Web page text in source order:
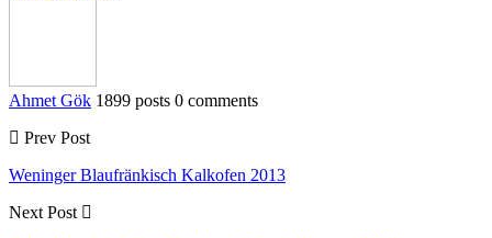
Ahmet Gök 1899 posts 0 comments
Prev Post
Weninger Blaufränkisch Kalkofen 2013
Next Post